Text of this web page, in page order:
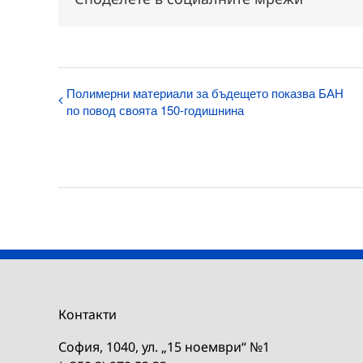
Полимерни материали за бъдещето показва БАН
по повод своята 150-годишнина
Контакти
София, 1040, ул. „15 ноември“ №1